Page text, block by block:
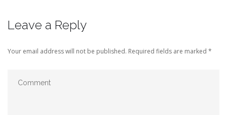
Leave a Reply
Your email address will not be published. Required fields are marked *